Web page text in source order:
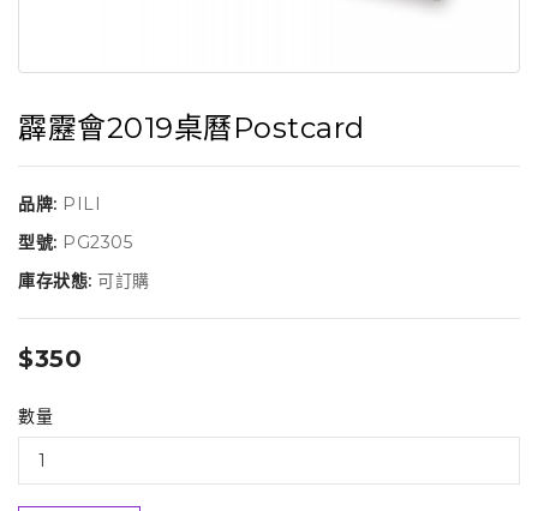
霹靂會2019桌曆Postcard
品牌: PILI
型號: PG2305
庫存狀態: 可訂購
$350
數量